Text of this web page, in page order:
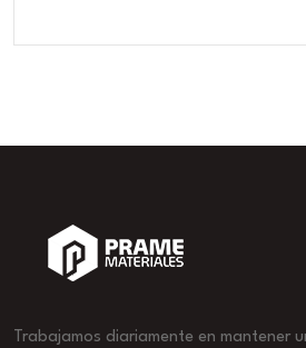
Trabajamos diariamente en mantener